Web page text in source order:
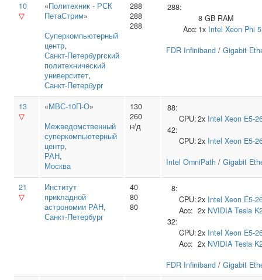
10
▽
«Политехник - РСК
ПетаСтрим»
Суперкомпьютерный
центр,
Санкт‑Петербургский
политехнический
университет,
Санкт-Петербург
288
288
288
288:
8 GB RAM
Acc: 1x Intel Xeon Phi
FDR Infiniband / Gigabit
13
▽
«МВС-10П-О»
Межведомственный
суперкомпьютерный
центр,
РАН,
Москва
130
260
н/д
88:
CPU:2x Intel Xeon E5-
42:
CPU:2x Intel Xeon E5-
Intel OmniPath / Gigabit
21
▽
Институт
прикладной
астрономии РАН,
Санкт-Петербург
40
80
80
8:
CPU:2x Intel Xeon E5-
Acc: 2x NVIDIA Tesla
32:
CPU:2x Intel Xeon E5-
Acc: 2x NVIDIA Tesla
FDR Infiniband / Gigabit